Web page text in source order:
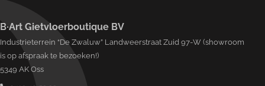
B·Art Gietvloerboutique BV
Industrieterrein “De Zwaluw” Landweerstraat Zuid 97-W (showroom
is op afspraak te bezoeken!)
5349 AK Oss